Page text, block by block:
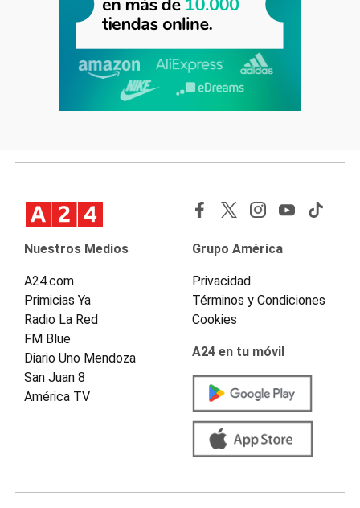
Nuestros Medios
A24.com
Primicias Ya
Radio La Red
FM Blue
Diario Uno Mendoza
San Juan 8
América TV
Grupo América
Privacidad
Términos y Condiciones
Cookies
A24 en tu móvil